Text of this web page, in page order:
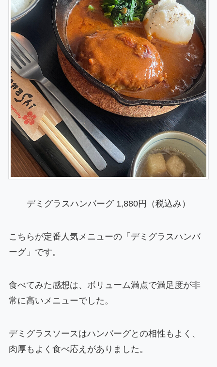
デミグラスハンバーグ 1,880円（税込み）
こちらが定番人気メニューの「デミグラスハンバ
ーグ」です。
食べてみた感想は、ボリューム満点で満足度が非
常に高いメニューでした。
デミグラスソースはハンバーグとの相性もよく、
肉厚もよく食べ応えがありました。